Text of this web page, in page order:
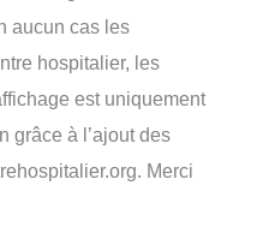
aucun cas les
hospitalier, les
est uniquement
grâce à l’ajout des
Merci